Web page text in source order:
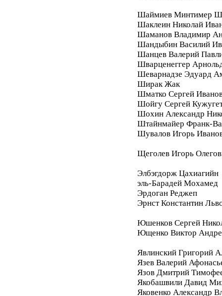
Шаймиев Минтимер
Шаклеин Николай
Шаманов Владимир
Шандыбин Василий
Шанцев Валерий
Шварценеггер
Шеварнадзе Эдуард
Ширак Жак
Шматко Сергей
Шойгу Сергей
Шохин Александр
Штайнмайер Франк-
Шувалов Игорь
Щеголев Игорь
Элбэгдорж Цахиагийн
эль-Барадей Мохамед
Эрдоган Реджеп
Эрнст Константин
Юшенков Сергей
Ющенко Виктор
Явлинский Григорий
Язев Валерий
Язов Дмитрий
Якобашвили Давид
Яковенко Александр